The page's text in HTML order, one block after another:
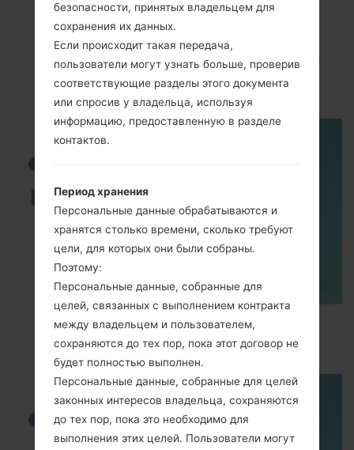
ВидеоSamsung GT-
B7510BGalaxy Pro
How to Enable Developer Options & USB
Debugging on Samsung ?
безопасности, принятых владельцем для
сохранения их данных.
Если происходит такая передача,
пользователи могут узнать больше, проверив
соответствующие разделы этого документа
или спросив у владельца, используя
информацию, предоставленную в разделе
контактов.
Период хранения
Персональные данные обрабатываются и
хранятся столько времени, сколько требуют
цели, для которых они были собраны.
Поэтому:
Персональные данные, собранные для
целей, связанных с выполнением контракта
между владельцем и пользователем,
сохраняются до тех пор, пока этот договор не
будет полностью выполнен.
Персональные данные, собранные для целей
законных интересов владельца, сохраняются
до тех пор, пока это необходимо для
выполнения этих целей. Пользователи могут